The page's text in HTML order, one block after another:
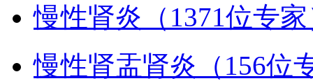
慢性肾炎（1371位专
慢性肾盂肾炎（156位